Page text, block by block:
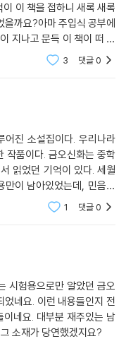
이 책을 접하니 새록 새록
까요?아마 주입식 공부에
지나고 문득 이 책이 떠 올
매해 보았습니다. 회학적인
3 댓글0
어진 소설집이다. 우리나라
작품이다. 금오신화는 중학
읽었던 기억이 있다. 세월
이 남아있었는데, 민음사
하는중에 금오신화도 있어
1 댓글0
시험용으로만 알았던 금오
네요. 이런 내용들인지 전
네요. 대부분 재주있는 남
소재가 당연했겠지요?